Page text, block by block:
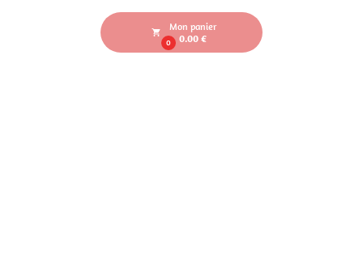
local_grocery_store
0
Mon panier
0.00 €